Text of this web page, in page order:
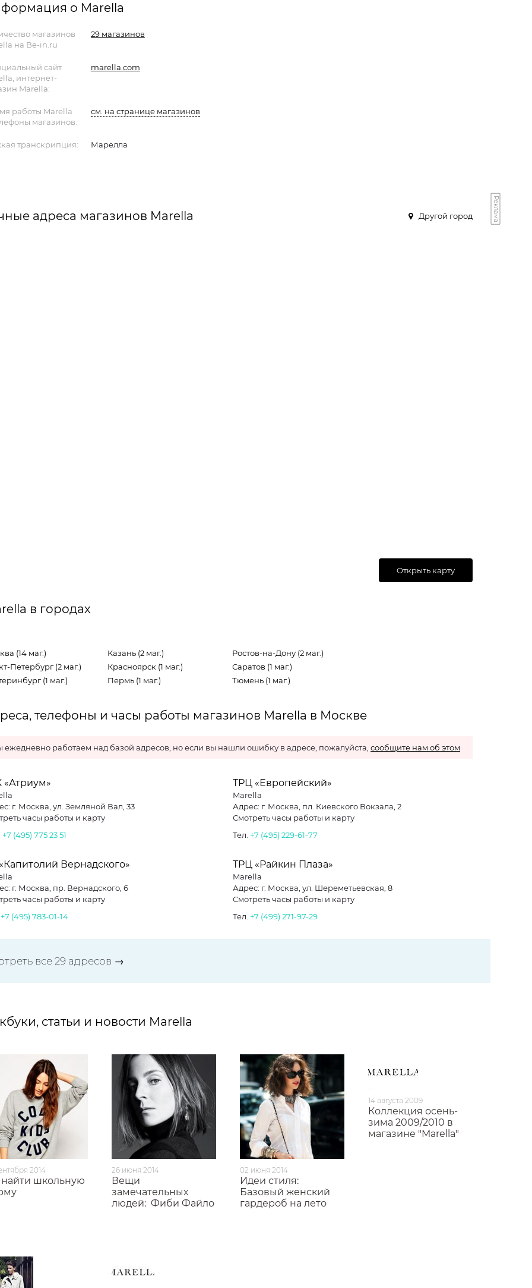
о Marella
магазинов
на Be-in.ru
29 магазинов
сайт
интернет-
Marella:
marella.com
работы Marella
магазинов:
см. на странице магазинов
транскрипция: Марелла
Реклама
адреса магазинов Marella Другой город
Открыть карту
в городах
(14 маг.)
Петербург (2 маг.)
(1 маг.)
Казань (2 маг.)
Красноярск (1 маг.)
Пермь (1 маг.)
Ростов-на-Дону (2 маг.)
Саратов (1 маг.)
Тюмень (1 маг.)
телефоны и часы работы магазинов Marella в Москве
ежедневно работаем над базой адресов, но если вы нашли ошибку в адресе, пожалуйста, сообщите нам об этом
«Атриум»
г. Москва, ул. Земляной Вал, 33
часы работы и карту
+7 (495) 775 23 51
ТРЦ «Европейский»
Marella
Адрес: г. Москва, пл. Киевского Вокзала, 2
Смотреть часы работы и карту
Тел. +7 (495) 229-61-77
Вернадского»
г. Москва, пр. Вернадского, 6
часы работы и карту
+7 (495) 783-01-14
ТРЦ «Райкин Плаза»
Marella
Адрес: г. Москва, ул. Шереметьевская, 8
Смотреть часы работы и карту
Тел. +7 (499) 271-97-29
все 29 адресов →
статьи и новости Marella
2014
найти школьную
26 июня 2014
Вещи
замечательных
людей: Фиби Файло
02 июня 2014
Идеи стиля:
Базовый женский
гардероб на лето
14 августа 2009
Коллекция осень-
зима 2009/2010 в
магазине "Marella"